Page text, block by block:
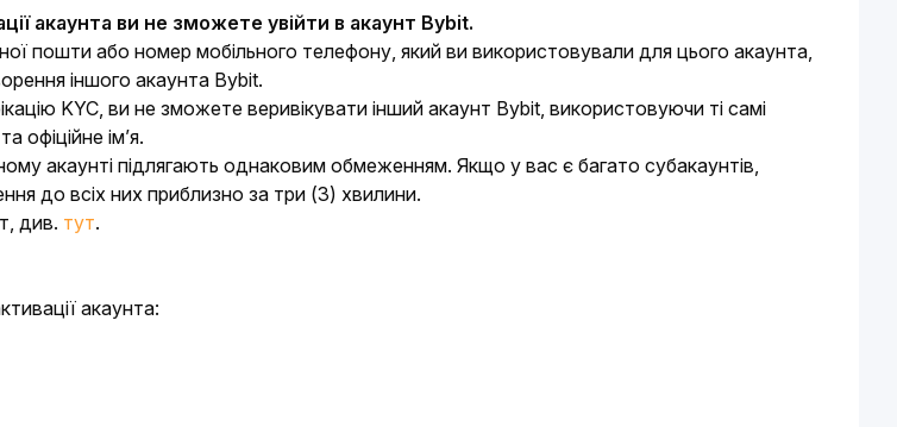
акаунта ви не зможете увійти в акаунт Bybit.
пошти або номер мобільного телефону, який ви використовували для цього акаунта,
іншого акаунта Bybit.
KYC, ви не зможете веривікувати інший акаунт Bybit, використовуючи ті самі
офіційне ім’я.
акаунті підлягають однаковим обмеженням. Якщо у вас є багато субакаунтів,
до всіх них приблизно за три (3) хвилини.
див. тут.
акаунта: